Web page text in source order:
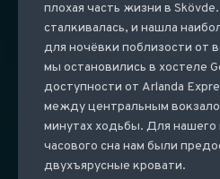
плохая часть жизни в
сталкивалась, и нашла
для ночёвки поблизости от
мы остановились в хостеле
доступности от Arlanda
между центральным
минутах ходьбы. Для нашего
часового сна нам были
двухъярусные кровати.